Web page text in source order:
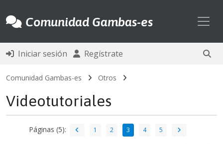
Comunidad Gambas-es
Iniciar sesión Regístrate
Comunidad Gambas-es Otros
Videotutoriales
Páginas (5): 1 2 3 4 5